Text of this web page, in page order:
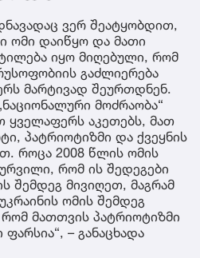
ვერ შეატყობდით,
ომი დაიწყო და მათი
იყო მიღებული, რომ
გაძლიერება
მარტივად შეურთდნენ.
მოძრაობა“
ყველაფერს აკეთებს, მათ
პატრიოტიზმი და ქვეყნის
როცა 2008 წლის ომის
რომ ის შედეგები
შემდეგ მივიღეთ, მაგრამ
ომის შემდეგ
მათთვის პატრიოტიზმი
– განაცხადა